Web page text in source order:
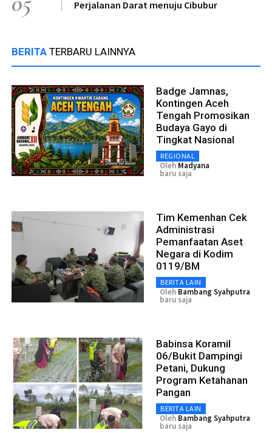
Perjalanan Darat menuju Cibubur
BERITA TERBARU LAINNYA
Badge Jamnas,
Kontingen Aceh
Tengah Promosikan
Budaya Gayo di
Tingkat Nasional
REGIONAL
Oleh Madyana
baru saja
Tim Kemenhan Cek
Administrasi
Pemanfaatan Aset
Negara di Kodim
0119/BM
BERITA LAIN
Oleh Bambang Syahputra
baru saja
Babinsa Koramil
06/Bukit Dampingi
Petani, Dukung
Program Ketahanan
Pangan
BERITA LAIN
Oleh Bambang Syahputra
baru saja